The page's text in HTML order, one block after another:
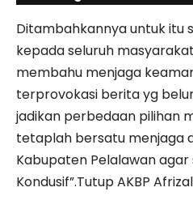
Ditambahkannya untuk itu
kepada seluruh
membahu menjaga
terprovokasi berita yg
jadikan perbedaan pilihan
tetaplah bersatu menjaga
Kabupaten Pelalawan
Kondusif”.Tutup AKBP